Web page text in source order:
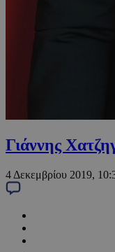
Γιάννης
4 Δεκεμβρίου 2019,